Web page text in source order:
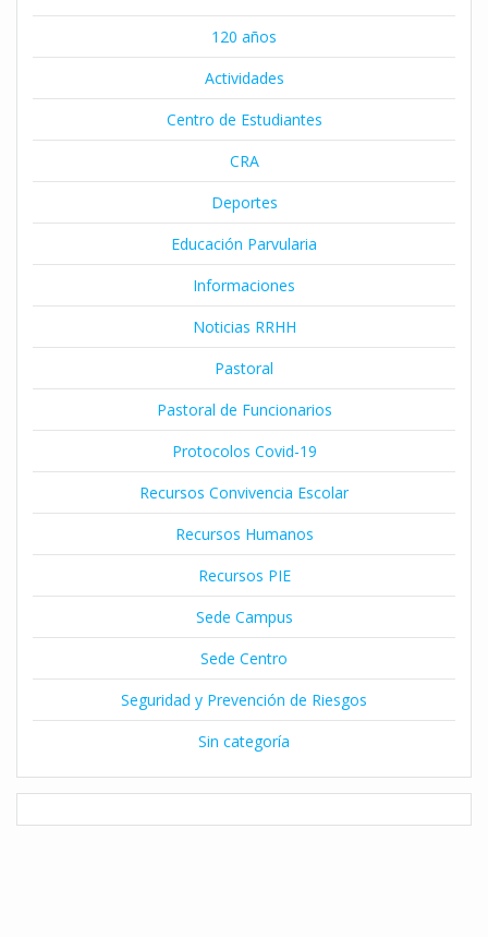
120 años
Actividades
Centro de Estudiantes
CRA
Deportes
Educación Parvularia
Informaciones
Noticias RRHH
Pastoral
Pastoral de Funcionarios
Protocolos Covid-19
Recursos Convivencia Escolar
Recursos Humanos
Recursos PIE
Sede Campus
Sede Centro
Seguridad y Prevención de Riesgos
Sin categoría